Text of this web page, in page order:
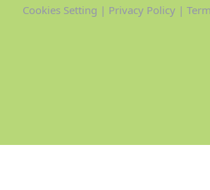
Cookies Setting | Privacy Policy |